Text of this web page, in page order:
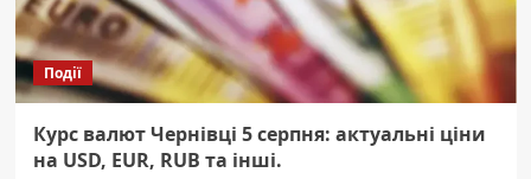
Події
Курс валют Чернівці 5 серпня: актуальні ціни
на USD, EUR, RUB та інші.